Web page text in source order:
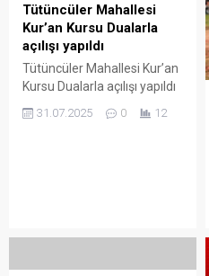
olan Mahalli İdareler Seçimi
öncesi Altınyaprak
mahallesi muhtar adayı
Metin Şenocak, ”
Mahallemiz için Hizmet,
Hizmet için artık değişim
zamanı, Mahallemiz için
Tütüncüler Mahallesi
Kur’an Kursu Dualarla
açılışı yapıldı
Tütüncüler Mahallesi Kur’an
Kursu Dualarla açılışı yapıldı
Tütüncüler Mahallesi Kur’an
31.07.2025 0 12